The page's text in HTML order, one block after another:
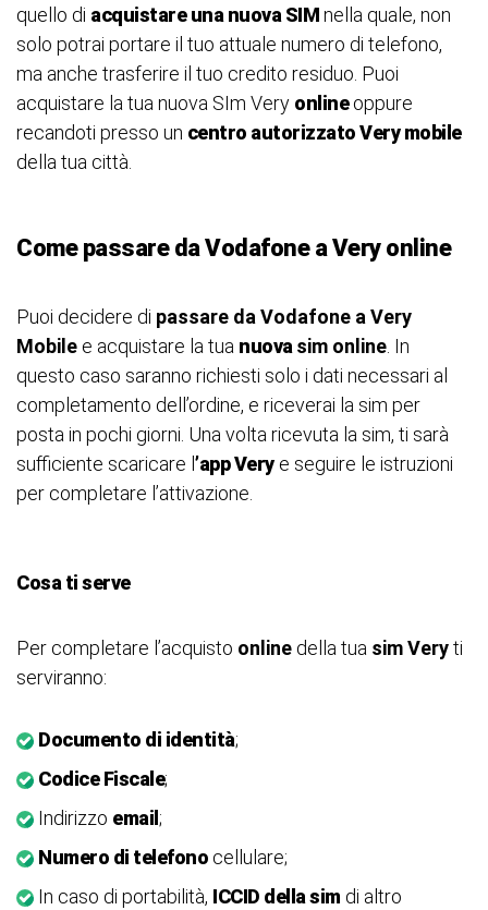
quello di acquistare una nuova SIMnella quale, non
solo potrai portare il tuo attuale numero di telefono,
ma anche trasferire il tuo credito residuo. Puoi
acquistare la tua nuova SIm Very onlineoppure
recandoti presso un centro autorizzato Very mobile
della tua città.
Come passare da Vodafone a Very online
Puoi decidere di passare da Vodafone a Very
Mobile e acquistare la tua nuovasim online. In
questo caso saranno richiesti solo i dati necessari al
completamento dell’ordine, e riceverai la sim per
posta in pochi giorni. Una volta ricevuta la sim, ti sarà
sufficiente scaricare l ’app Verye seguire le istruzioni
per completare l’attivazione.
Cosa ti serve
Per completare l’acquisto online della tua sim Veryti
serviranno:
Documento di identità;
Codice Fiscale;
Indirizzo email ;
Numero di telefono cellulare;
In caso di portabilità, ICCID della sim di altro